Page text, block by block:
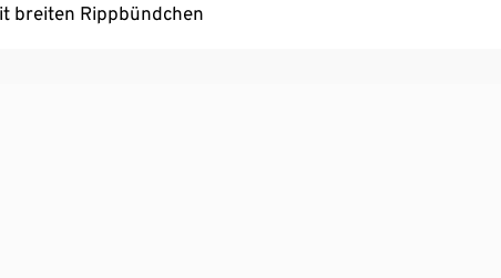
breiten Rippbündchen